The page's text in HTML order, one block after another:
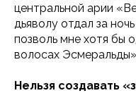
центральной арии
дьяволу отдал за
позволь мне хотя бы
волосах
Нельзя создавать